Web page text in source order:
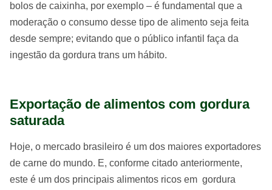
bolos de caixinha, por exemplo – é fundamental que a
moderação o consumo desse tipo de alimento seja feita
desde sempre; evitando que o público infantil faça da
ingestão da gordura trans um hábito.
Exportação de alimentos com gordura
saturada
Hoje, o mercado brasileiro é um dos maiores exportadores
de carne do mundo. E, conforme citado anteriormente,
este é um dos principais alimentos ricos em gordura